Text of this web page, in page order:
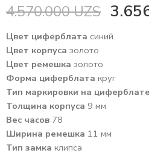
4.570.000UZS
Цвет циферблата синий
Цвет корпуса золото
Цвет ремешка золото
Форма циферблата круг
Тип маркировки на циферблате
Толщина корпуса 9 мм
Вес часов 78
Ширина ремешка 11 мм
Тип замка клипса